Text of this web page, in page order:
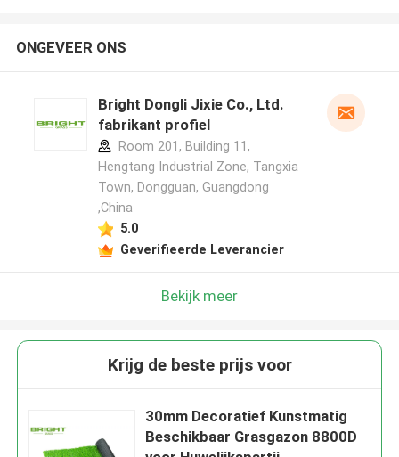
ONGEVEER ONS
Bright Dongli Jixie Co., Ltd.
fabrikant profiel
Room 201, Building 11,
Hengtang Industrial Zone, Tangxia
Town, Dongguan, Guangdong
,China
5.0
Geverifieerde Leverancier
Bekijk meer
Krijg de beste prijs voor
30mm Decoratief Kunstmatig
Beschikbaar Grasgazon 8800D